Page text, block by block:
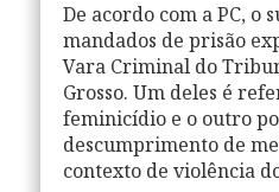
De acordo com a PC, o
mandados de prisão
Vara Criminal do
Grosso. Um deles é
feminicídio e o outro
descumprimento de
contexto de violência